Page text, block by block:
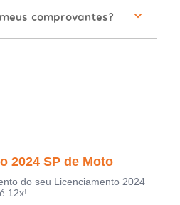
comprovantes?
2024 SP de Moto
do seu Licenciamento 2024
12x!